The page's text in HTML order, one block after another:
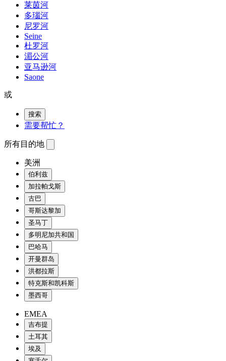
莱茵河
多瑙河
尼罗河
Seine
杜罗河
湄公河
亚马逊河
Saone
或
搜索
需要帮忙？
所有目的地
美洲
伯利兹
加拉帕戈斯
古巴
哥斯达黎加
圣马丁
多明尼加共和国
巴哈马
开曼群岛
洪都拉斯
特克斯和凯科斯
墨西哥
EMEA
吉布提
土耳其
埃及